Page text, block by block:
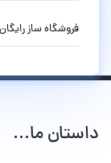
فروشگاه ساز رایگان
داستان ما...